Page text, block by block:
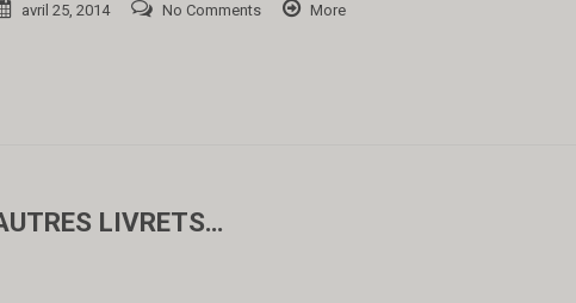
avril 25, 2014 No Comments More
LIVRETS…